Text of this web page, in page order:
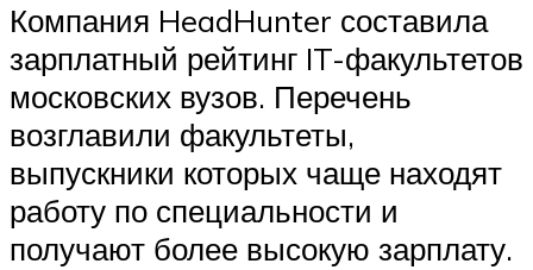
Компания HeadHunter составила
зарплатный рейтинг IT-факультетов
московских вузов. Перечень
возглавили факультеты,
выпускники которых чаще находят
работу по специальности и
получают более высокую зарплату.